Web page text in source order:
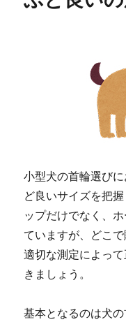
小型犬の首輪選び
ど良いサイズを把
ップだけでなく、
ていますが、どこ
適切な測定によっ
きましょう。
基本となるのは犬